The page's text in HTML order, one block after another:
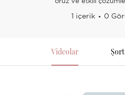
oruz ve etkili
1 içerik 0
Videolar Şort